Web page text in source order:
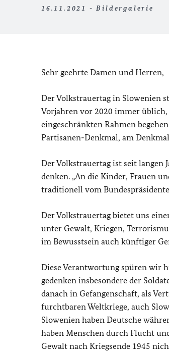
16.11.2021 - Bildergalerie
Sehr geehrte Damen und Herren,
Der Volkstrauertag in Slowenien
Vorjahren vor 2020 immer
eingeschränkten Rahmen
Partisanen-Denkmal, am
Der Volkstrauertag ist seit langen
denken. „An die Kinder, Frauen
traditionell vom
Der Volkstrauertag bietet uns
unter Gewalt, Kriegen,
im Bewusstsein auch künftiger
Diese Verantwortung spüren wir
gedenken insbesondere der
danach in Gefangenschaft, als
furchtbaren Weltkriege, auch
Slowenien haben Deutsche
haben Menschen durch Flucht
Gewalt nach Kriegsende 1945